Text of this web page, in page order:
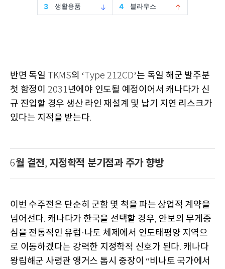
반면 독일 TKMS의 ‘Type 212CD’는 독일 해군 발주분
첫 함정이 2031년에야 인도될 예정이어서 캐나다가 신
규 진입할 경우 생산 라인 재설계 및 납기 지연 리스크가
있다는 지적을 받는다.
6월 결전, 지정학적 분기점과 주가 향방
이번 수주전은 단순히 군함 몇 척을 파는 상업적 계약을
넘어선다. 캐나다가 한국을 선택할 경우, 안보의 무게중
심을 전통적인 유럽 ·나토 체제에서 인도태평양 지역으
로 이동하겠다는 강력한 지정학적 신호가 된다. 캐나다
왕립해군 사령관 앵거스 톱시 중장이 “비나토 국가에서